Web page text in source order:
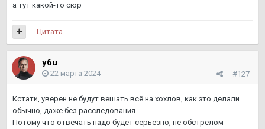
а тут какой-то сюр
Цитата
y6u
#127
22 марта 2024
Кстати, уверен не будут вешать всё на хохлов, как это делали
обычно, даже без расследования.
Потому что отвечать надо будет серьезно, не обстрелом